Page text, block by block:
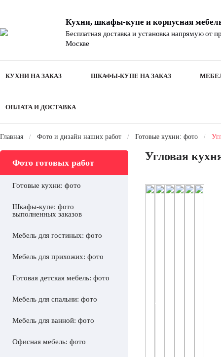
Кухни, шкафы-купе и корпусная
Бесплатная доставка и установка напрямуюот
Москве
КУХНИ НА ЗАКАЗ ШКАФЫ-КУПЕ НА ЗАКАЗ
ОПЛАТА И ДОСТАВКА
Главная Фото и дизайн наших работ Готовые кухни: фото
Фото готовых работ
Готовые кухни: фото
Шкафы-купе: фото
выполненных заказов
Мебель для гостиных: фото
Мебель для прихожих: фото
Готовая детская мебель: фото
Мебель для спальни: фото
Мебель для ванной: фото
Офисная мебель: фото
Угловая